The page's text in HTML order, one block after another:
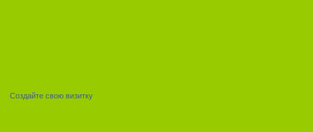
Создайте свою визитку